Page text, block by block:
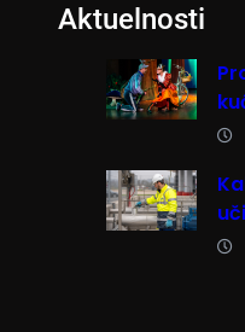
Aktuelnosti